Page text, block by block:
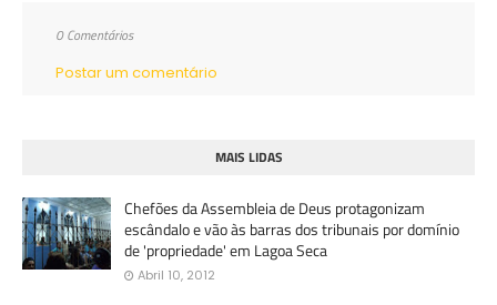
0 Comentários
Postar um comentário
MAIS LIDAS
Chefões da Assembleia de Deus protagonizam
escândalo e vão às barras dos tribunais por domínio
de 'propriedade' em Lagoa Seca
Abril 10, 2012